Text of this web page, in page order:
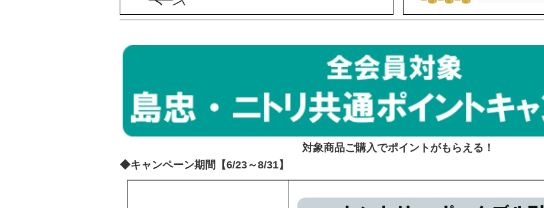
対象商品ご購入でポイントがもらえる！
◆キャンペーン期間【6/23～8/31】